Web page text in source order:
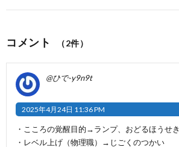
コメント （2件）
@ひで-y9n9t
2025年4月24日 11:36 PM
・こころの覚醒目的→ランプ、おどるほうせき
・レベル上げ（物理職）→じごくのつかい